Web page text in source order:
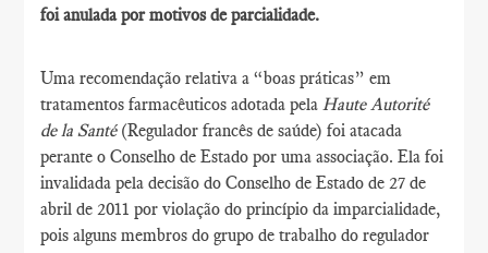
foi anulada por motivos de parcialidade.
Uma recomendação relativa a “boas práticas” em
tratamentos farmacêuticos adotada pelaHaute Autorité
de la Santé (Regulador francês de saúde) foi atacada
perante o Conselho de Estado por uma associação. Ela foi
invalidada pela decisão do Conselho de Estado de 27 de
abril de 2011 por violação do princípio da imparcialidade,
pois alguns membros do grupo de trabalho do regulador